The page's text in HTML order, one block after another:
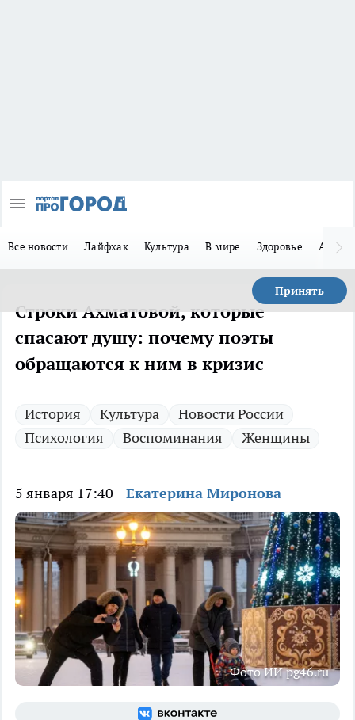
Все новости Лайфхак Культура В мире Здоровье Авто
Принять
Строки Ахматовой, которые
спасают душу: почему поэты
обращаются к ним в кризис
История Культура
Новости России
Психология
Воспоминания Женщины
5 января 17:40 Екатерина Миронова
Фото ИИ pg46.ru